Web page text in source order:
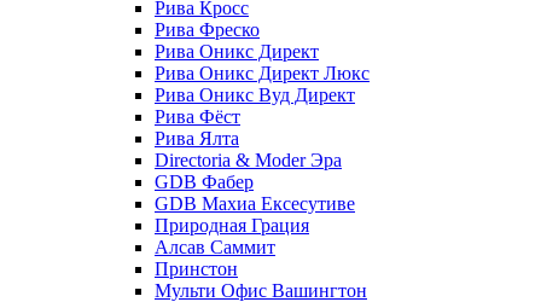
Рива Кросс
Рива Фреско
Рива Оникс Директ
Рива Оникс Директ Люкс
Рива Оникс Вуд Директ
Рива Фёст
Рива Ялта
Directoria & Moder Эра
GDB Фабер
GDB Махиа Ексесутиве
Природная Грация
Алсав Саммит
Принстон
Мульти Офис Вашингтон